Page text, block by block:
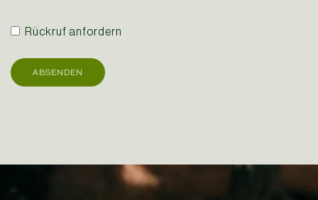
Rückruf anfordern
ABSENDEN